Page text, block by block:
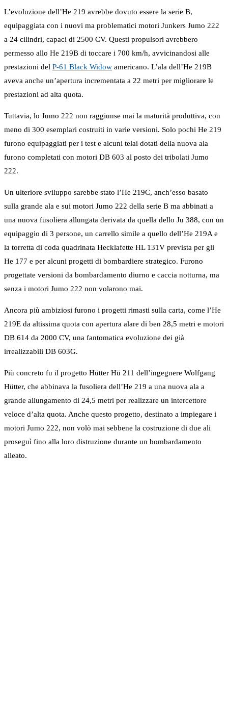
L’evoluzione dell’He 219 avrebbe dovuto essere la serie B,
equipaggiata con i nuovi ma problematici motori Junkers Jumo 222
a 24 cilindri, capaci di 2500 CV. Questi propulsori avrebbero
permesso allo He 219B di toccare i 700 km/h, avvicinandosi alle
prestazioni del P-61 Black Widow americano. L’ala dell’He 219B
aveva anche un’apertura incrementata a 22 metri per migliorare le
prestazioni ad alta quota.
Tuttavia, lo Jumo 222 non raggiunse mai la maturità produttiva, con
meno di 300 esemplari costruiti in varie versioni. Solo pochi He 219
furono equipaggiati per i test e alcuni telai dotati della nuova ala
furono completati con motori DB 603 al posto dei tribolati Jumo
222.
Un ulteriore sviluppo sarebbe stato l’He 219C, anch’esso basato
sulla grande ala e sui motori Jumo 222 della serie B ma abbinati a
una nuova fusoliera allungata derivata da quella dello Ju 388, con un
equipaggio di 3 persone, un carrello simile a quello dell’He 219A e
la torretta di coda quadrinata Hecklafette HL 131V prevista per gli
He 177 e per alcuni progetti di bombardiere strategico. Furono
progettate versioni da bombardamento diurno e caccia notturna, ma
senza i motori Jumo 222 non volarono mai.
Ancora più ambiziosi furono i progetti rimasti sulla carta, come l’He
219E da altissima quota con apertura alare di ben 28,5 metri e motori
DB 614 da 2000 CV, una fantomatica evoluzione dei già
irrealizzabili DB 603G.
Più concreto fu il progetto Hütter Hü 211 dell’ingegnere Wolfgang
Hütter, che abbinava la fusoliera dell’He 219 a una nuova ala a
grande allungamento di 24,5 metri per realizzare un intercettore
veloce d’alta quota. Anche questo progetto, destinato a impiegare i
motori Jumo 222, non volò mai sebbene la costruzione di due ali
proseguì fino alla loro distruzione durante un bombardamento
alleato.